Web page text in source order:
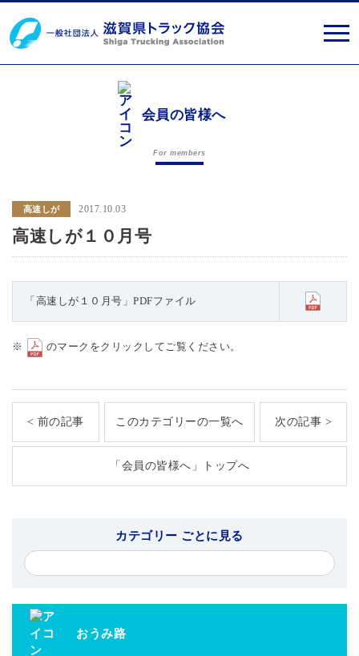
会員の皆様へ
For members
高速しが 2017.10.03
高速しが１０月号
「高速しが１０月号」PDFファイル
※ のマークをクリックしてご覧ください。
< 前の記事 このカテゴリーの一覧へ 次の記事 >
「会員の皆様へ」トップへ
カテゴリー ごとに見る
おうみ路